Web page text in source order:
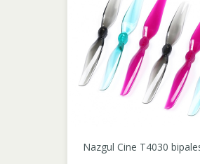
Nazgul Cine T4030